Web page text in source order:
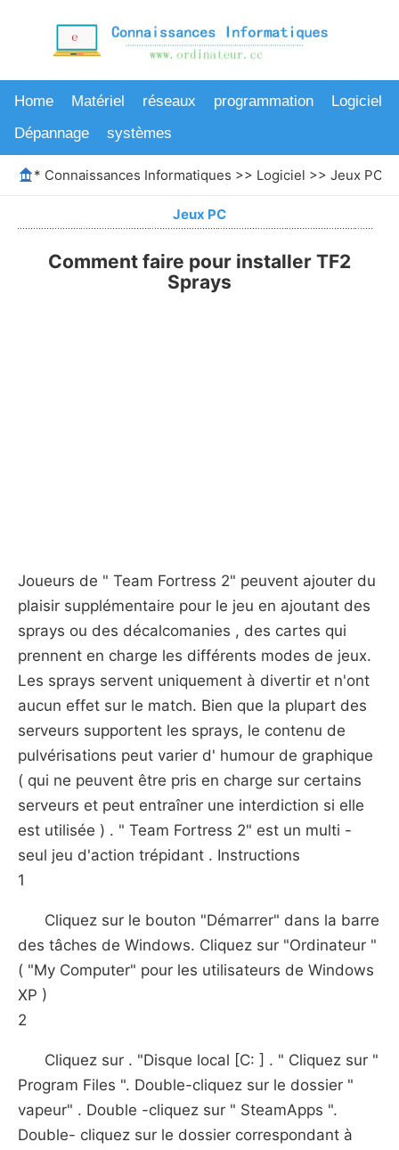
Home Matériel réseaux programmation
Logiciel
Dépannage
systèmes
* Connaissances Informatiques >> Logiciel >> Jeux PC
Jeux PC
Comment faire pour installer TF2
Sprays
Joueurs de " Team Fortress 2" peuvent ajouter du
plaisir supplémentaire pour le jeu en ajoutant des
sprays ou des décalcomanies , des cartes qui
prennent en charge les différents modes de jeux.
Les sprays servent uniquement à divertir et n'ont
aucun effet sur ​​le match. Bien que la plupart des
serveurs supportent les sprays, le contenu de
pulvérisations peut varier d' humour de graphique
( qui ne peuvent être pris en charge sur certains
serveurs et peut entraîner une interdiction si elle
est utilisée ) . " Team Fortress 2" est un multi -
seul jeu d'action trépidant . Instructions
1
Cliquez sur le bouton "Démarrer" dans la barre
des tâches de Windows. Cliquez sur "Ordinateur "
( "My Computer" pour les utilisateurs de Windows
XP )
2
Cliquez sur . "Disque local [C: ] . " Cliquez sur "
Program Files ". Double-cliquez sur le dossier "
vapeur" . Double -cliquez sur " SteamApps ".
Double- cliquez sur le dossier correspondant à